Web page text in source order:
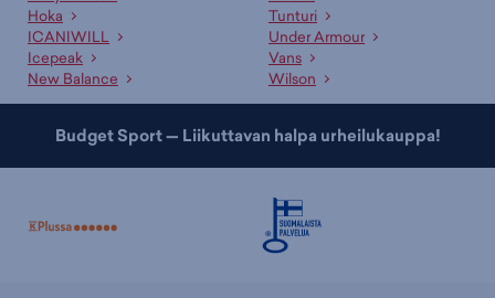
Hoka
ICANIWILL
Icepeak
New Balance
Tunturi
Under Armour
Vans
Wilson
Budget Sport — Liikuttavan halpa urheilukauppa!